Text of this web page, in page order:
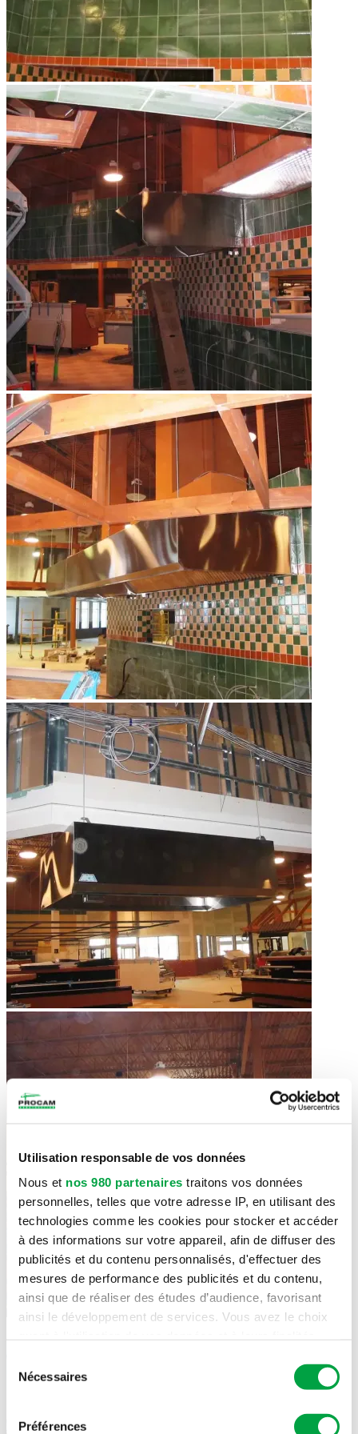
Utilisation responsable de vos données
Nous et nos 980 partenaires traitons vos données
personnelles, telles que votre adresse IP, en utilisant des
technologies comme les cookies pour stocker et accéder
à des informations sur votre appareil, afin de diffuser des
publicités et du contenu personnalisés, d'effectuer des
mesures de performance des publicités et du contenu,
ainsi que de réaliser des études d’audience, favorisant
ainsi le développement de services. Vous avez le choix
tout moment en consultant la Déclaration relative aux
cookies ou en cliquant sur l'icône de confidentialité.
Nécessaires
Préférences